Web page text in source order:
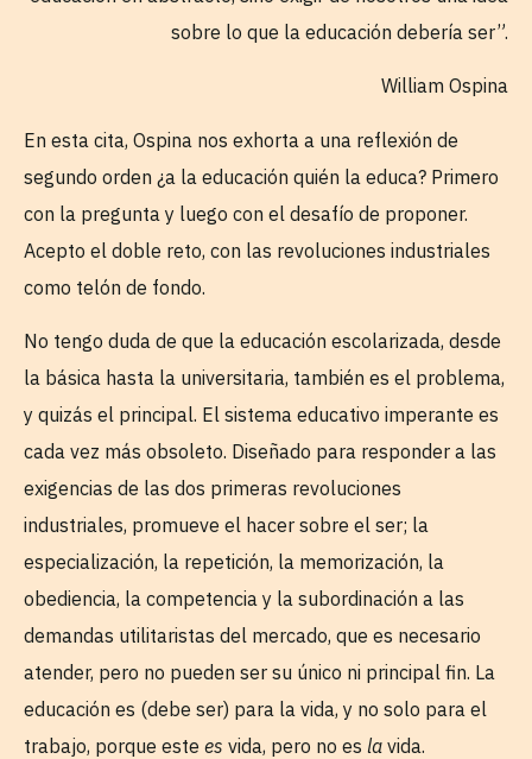
sobre lo que la educación debería ser”.
William Ospina
En esta cita, Ospina nos exhorta a una reflexión de
segundo orden ¿a la educación quién la educa? Primero
con la pregunta y luego con el desafío de proponer.
Acepto el doble reto, con las revoluciones industriales
como telón de fondo.
No tengo duda de que la educación escolarizada, desde
la básica hasta la universitaria, también es el problema,
y quizás el principal. El sistema educativo imperante es
cada vez más obsoleto. Diseñado para responder a las
exigencias de las dos primeras revoluciones
industriales, promueve el hacer sobre el ser; la
especialización, la repetición, la memorización, la
obediencia, la competencia y la subordinación a las
demandas utilitaristas del mercado, que es necesario
atender, pero no pueden ser su único ni principal fin. La
educación es (debe ser) para la vida, y no solo para el
trabajo, porque este es vida, pero no es la vida.